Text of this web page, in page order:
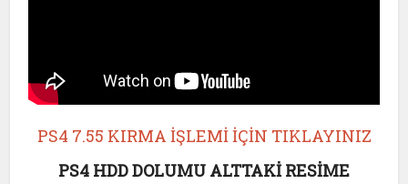
PS4 7.55 KIRMA İŞLEMİ İÇİN TIKLAYINIZ
PS4 HDD DOLUMU ALTTAKİ RESİME